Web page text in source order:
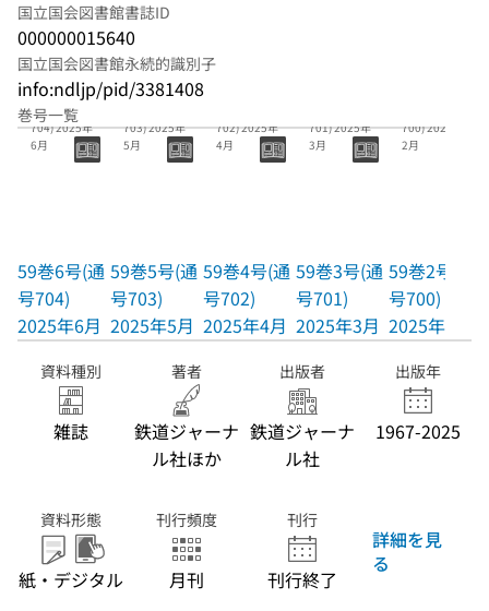
国立国会図書館書誌ID
000000015640
国立国会図書館永続的識別子
info:ndljp/pid/3381408
巻号一覧
59巻6号(通号
704) 2025年
6月
59巻6号(通
号704)
2025年6月
703) 2025年
5月
59巻5号(通
号703)
2025年5月
702) 2025年
4月
59巻4号(通
号702)
2025年4月
701) 2025年
3月
59巻3号(通
号701)
2025年3月
700) 2025年
2月
59巻2号(通
号700)
2025年2月
資料種別
雑誌
著者
鉄道ジャーナ
ル社ほか
出版者
鉄道ジャーナ
ル社
出版年
1967-2025
資料形態
紙・デジタル
刊行頻度
月刊
刊行
刊行終了
詳細を見
る